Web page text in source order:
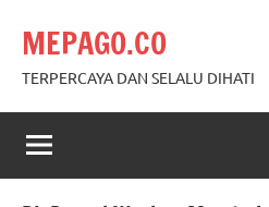
content
MEPAGO.CO
TERPERCAYA DAN SELALU DIHATI